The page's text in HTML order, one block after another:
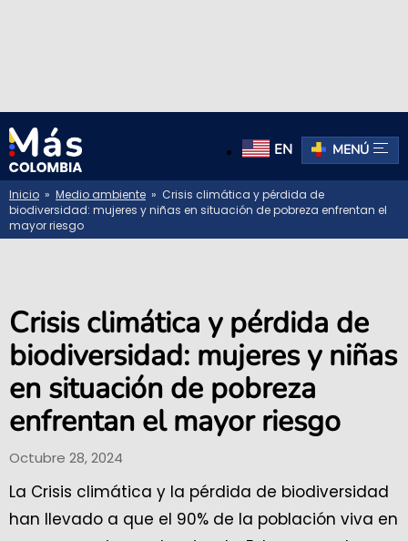
EN MENÚ
Inicio » Medio ambiente » Crisis climática y pérdida de
biodiversidad: mujeres y niñas en situación de pobreza enfrentan el
mayor riesgo
Crisis climática y pérdida de
biodiversidad: mujeres y niñas
en situación de pobreza
enfrentan el mayor riesgo
Octubre 28, 2024
La Crisis climática y la pérdida de biodiversidad
han llevado a que el 90% de la población viva en